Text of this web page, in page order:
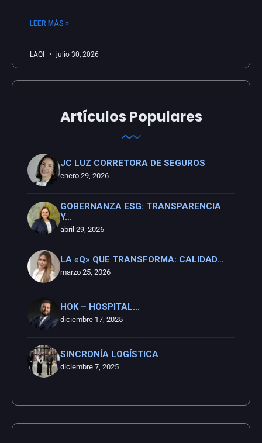
LEER MÁS »
LAQI julio 30, 2026
Artículos Populares
JC LUZ CORRETORA DE SEGUROS
enero 29, 2026
GOBERNANZA ESG: TRANSPARENCIA
Y…
abril 29, 2026
LA «Q» QUE TRANSFORMA: CALIDAD…
marzo 25, 2026
HOK – HOSPITAL…
diciembre 17, 2025
SINCRONÍA LOGÍSTICA
diciembre 7, 2025